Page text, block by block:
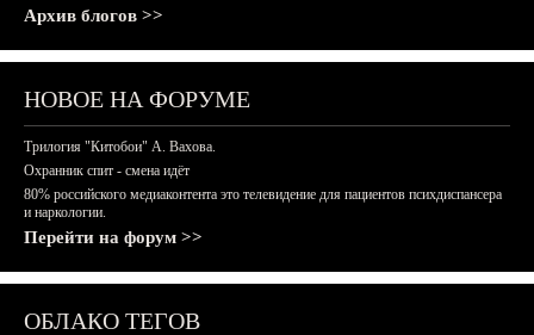
Архив блогов >>
НОВОЕ НА ФОРУМЕ
Трилогия "Китобои" А. Вахова.
Охранник спит - смена идёт
80% российского медиаконтента это телевидение для пациентов психдиспансера
и наркологии.
Перейти на форум >>
ОБЛАКО ТЕГОВ